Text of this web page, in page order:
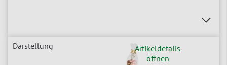
Artikeldetails
öffnen